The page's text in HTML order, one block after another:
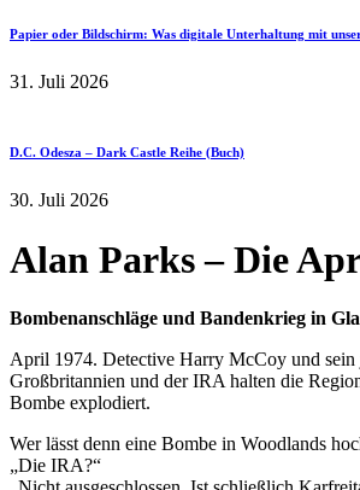
Papier oder Bildschirm: Was digitale Unterhaltung mit
31. Juli 2026
D.C. Odesza – Dark Castle Reihe (Buch)
30. Juli 2026
Alan Parks – Die
Bombenanschläge und Bandenkrieg in
April 1974. Detective Harry McCoy und sein
Großbritannien und der IRA halten die
Bombe explodiert.
Wer lässt denn eine Bombe in Woodlands
„Die IRA?“